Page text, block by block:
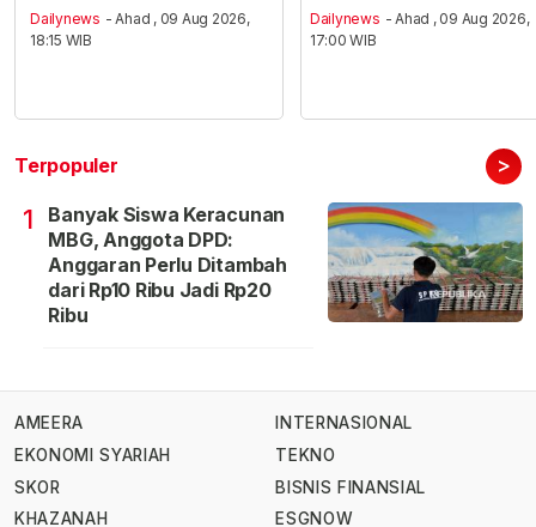
Dailynews - Ahad , 09 Aug 2026,
18:15 WIB
Dailynews - Ahad , 09 Aug 2026,
17:00 WIB
Terpopuler >
1
Banyak Siswa Keracunan
MBG, Anggota DPD:
Anggaran Perlu Ditambah
dari Rp10 Ribu Jadi Rp20
Ribu
AMEERA
EKONOMI SYARIAH
SKOR
KHAZANAH
INTERNASIONAL
TEKNO
BISNIS FINANSIAL
ESGNOW